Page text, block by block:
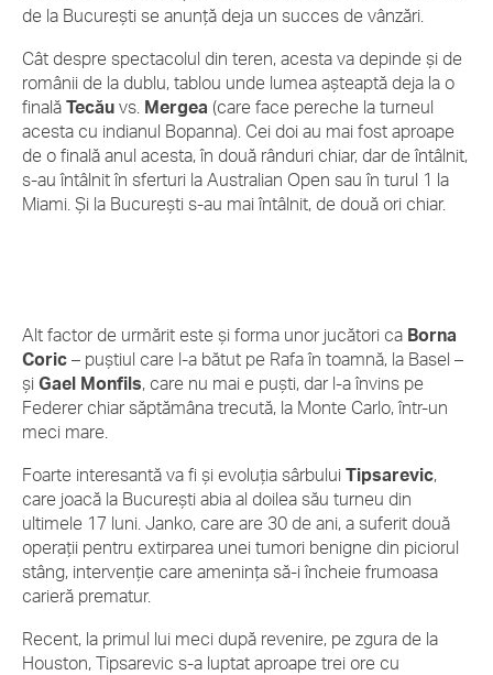
de la București se anunță deja un succes de vânzări.
Cât despre spectacolul din teren, acesta va depinde și de
românii de la dublu, tablou unde lumea așteaptă deja la o
finală Tecău vs. Mergea (care face pereche la turneul
acesta cu indianul Bopanna). Cei doi au mai fost aproape
de o finală anul acesta, în două rânduri chiar, dar de întâlnit,
s-au întâlnit în sferturi la Australian Open sau în turul 1 la
Miami. Și la București s-au mai întâlnit, de două ori chiar.
Alt factor de urmărit este și forma unor jucători ca Borna
Coric – puștiul care l-a bătut pe Rafa în toamnă, la Basel –
și Gael Monfils, care nu mai e puști, dar l-a învins pe
Federer chiar săptămâna trecută, la Monte Carlo, într-un
meci mare.
Foarte interesantă va fi și evoluția sârbului Tipsarevic,
care joacă la București abia al doilea său turneu din
ultimele 17 luni. Janko, care are 30 de ani, a suferit două
operații pentru extirparea unei tumori benigne din piciorul
stâng, intervenție care amenința să-i încheie frumoasa
carieră prematur.
Recent, la primul lui meci după revenire, pe zgura de la
Houston, Tipsarevic s-a luptat aproape trei ore cu